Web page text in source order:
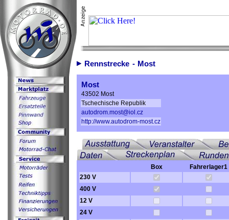
Rennstrecke - Most
Most
43502 Most
Tschechische Republik
autodrom.most@iol.cz
http://www.autodrom-most.cz
Box
Fahrerlager1
230 V
400 V
12 V
24 V